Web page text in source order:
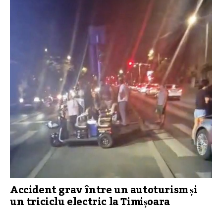
Accident grav între un autoturism și
un triciclu electric la Timișoara